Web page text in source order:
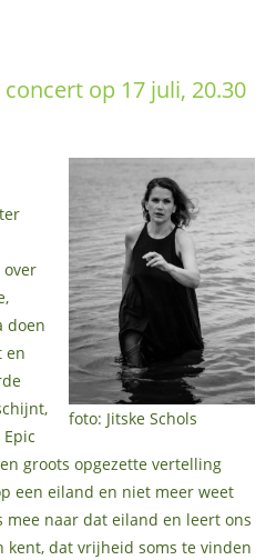
concert op 17 juli, 20.30
foto: Jitske Schols
doen
en
groots opgezette vertelling
een eiland en niet meer weet
mee naar dat eiland en leert ons
kent, dat vrijheid soms te vinden